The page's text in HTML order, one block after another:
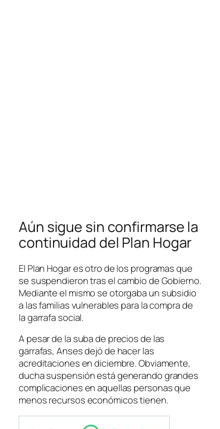
Aún sigue sin confirmarse la
continuidad del Plan Hogar
El Plan Hogar es otro de los programas que
se suspendieron tras el cambio de Gobierno.
Mediante el mismo se otorgaba un subsidio
a las familias vulnerables para la compra de
la garrafa social.
A pesar de la suba de precios de las
garrafas, Anses dejó de hacer las
acreditaciones en diciembre. Obviamente,
ducha suspensión está generando grandes
complicaciones en aquellas personas que
menos recursos económicos tienen.